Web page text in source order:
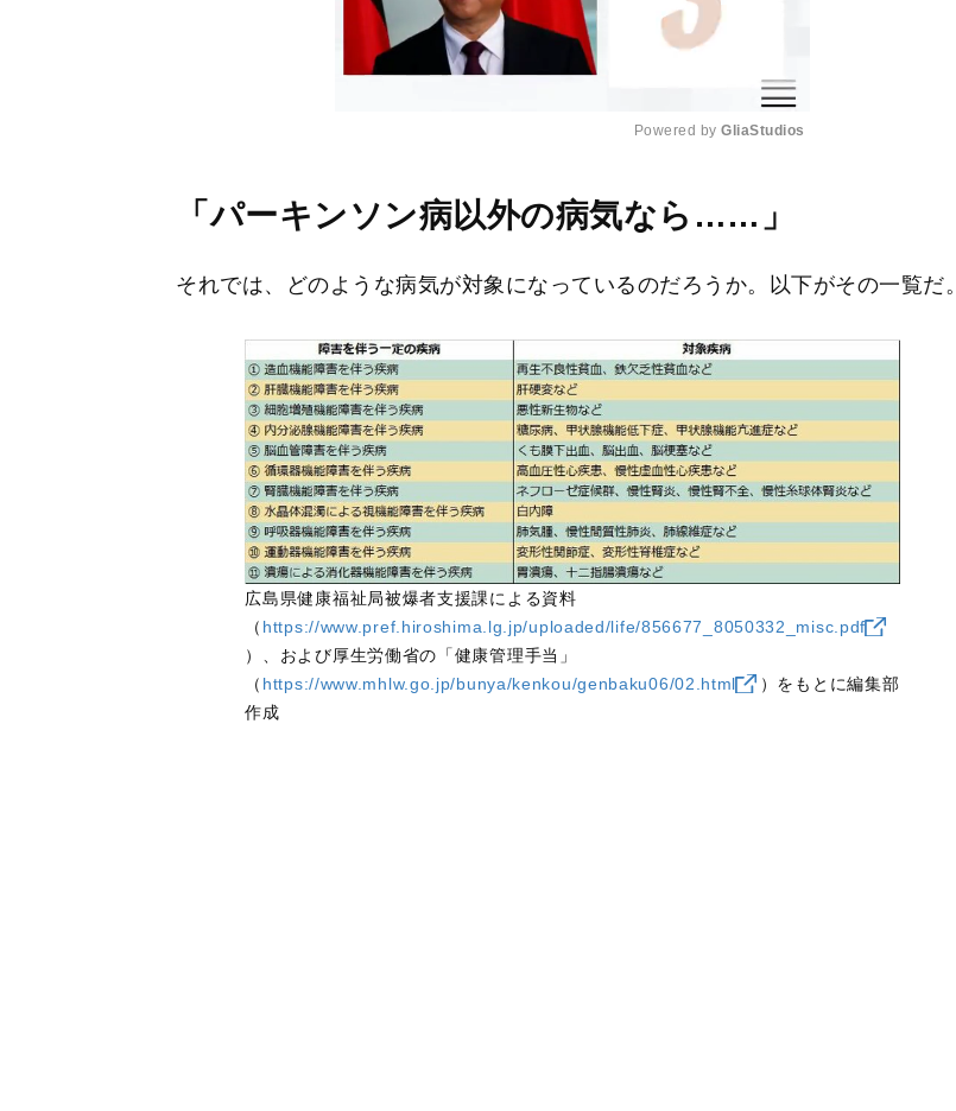
u
e
Powered by GliaStudios
「パーキンソン病以外の病気なら……」
それでは、どのような病気が対象になっているのだろうか。以下がその一覧だ。
広島県健康福祉局被爆者支援課による資料
（ https://www.pref.hiroshima.lg.jp/uploaded/life/856677_8050332_misc.pdf
）、および厚生労働省の「健康管理手当」
（ https://www.mhlw.go.jp/bunya/kenkou/genbaku06/02.html
）をもとに編集部
作成